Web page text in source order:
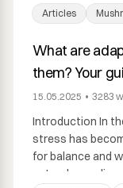
Articles
What are
them? Your
15.05.2025 • 3283
Introduction In
stress has
for balance and
natural